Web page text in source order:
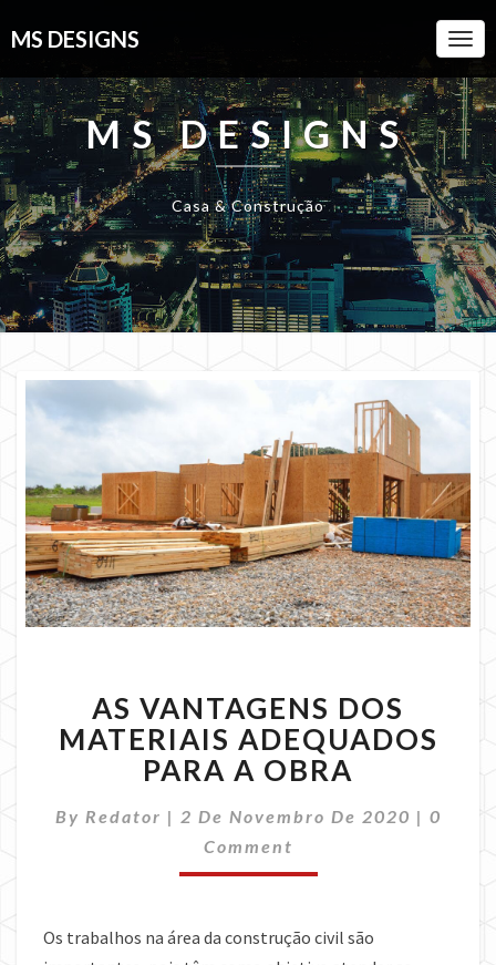
MS DESIGNS
MS DESIGNS
Casa & Construção
VANTAGENS
DOS
MATERIAIS
ADEQUADOS
A
OBRA
AS VANTAGENS DOS
MATERIAIS ADEQUADOS
PARA A OBRA
By Redator | 2 De Novembro De 2020 | 0
Comment
Os trabalhos na área da construção civil são